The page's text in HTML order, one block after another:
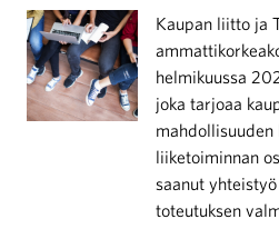
Kaupan liitto ja
helmikuussa
joka tarjoaa
liiketoiminnan
saanut
toteutuksen